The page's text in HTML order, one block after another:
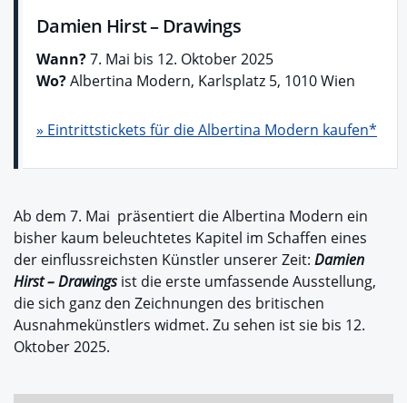
Damien Hirst – Drawings
Wann?7. Mai bis 12. Oktober 2025
Wo?Albertina Modern, Karlsplatz 5, 1010 Wien
» Eintrittstickets für die Albertina Modern kaufen*
Ab dem 7. Mai präsentiert die Albertina Modern ein
bisher kaum beleuchtetes Kapitel im Schaffen eines
der einflussreichsten Künstler unserer Zeit: Damien
Hirst – Drawingsist die erste umfassende Ausstellung,
die sich ganz den Zeichnungen des britischen
Ausnahmekünstlers widmet. Zu sehen ist sie bis 12.
Oktober 2025.